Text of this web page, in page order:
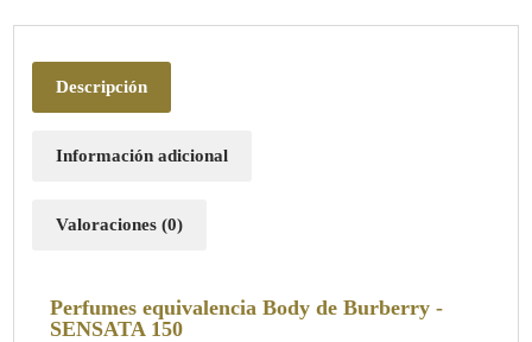
Descripción
Información adicional
Valoraciones (0)
Perfumes equivalencia Body de Burberry -
SENSATA 150